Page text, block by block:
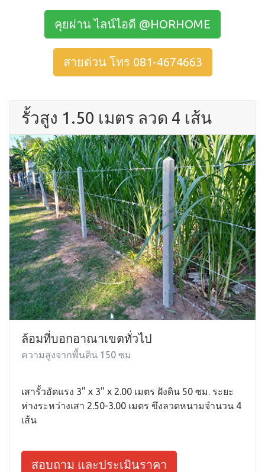
คุยผ่าน ไลน์ไอดี @HORHOME
สายด่วน โทร 081-4674663
รั้วสูง 1.50 เมตร ลวด 4 เส้น
ล้อมที่บอกอาณาเขตทั่วไป
ความสูงจากพื้นดิน 150 ซม
เสารั้วอัดแรง 3" x 3" x 2.00 เมตร ฝังดิน 50 ซม. ระยะ
ห่างระหว่างเสา 2.50-3.00 เมตร ขึงลวดหนามจำนวน 4
เส้น
สอบถาม และประเมินราคา